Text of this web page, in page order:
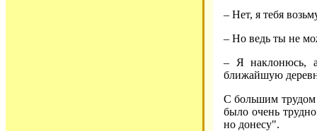
– Нет, я тебя
– Но ведь ты не
– Я наклонюсь,
ближайшую
С большим трудом
было очень
но донесу".